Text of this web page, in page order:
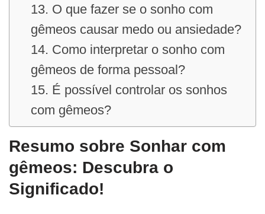
13. O que fazer se o sonho com
gêmeos causar medo ou ansiedade?
14. Como interpretar o sonho com
gêmeos de forma pessoal?
15. É possível controlar os sonhos
com gêmeos?
Resumo sobre Sonhar com
gêmeos: Descubra o
Significado!